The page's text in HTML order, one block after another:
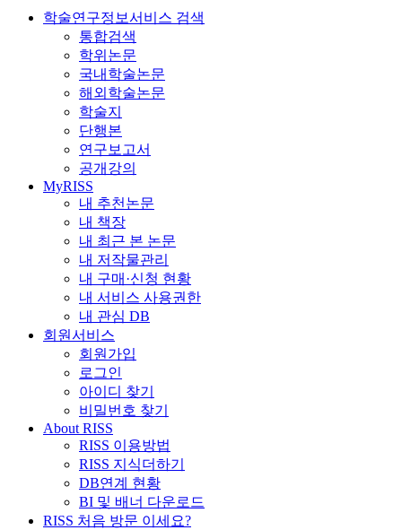
학술연구정보서비스 검색
통합검색
학위논문
국내학술논문
해외학술논문
학술지
단행본
연구보고서
공개강의
MyRISS
내 추천논문
내 책장
내 최근 본 논문
내 저작물관리
내 구매·신청 현황
내 서비스 사용권한
내 관심 DB
회원서비스
회원가입
로그인
아이디 찾기
비밀번호 찾기
About RISS
RISS 이용방법
RISS 지식더하기
DB연계 현황
BI 및 배너 다운로드
RISS 처음 방문 이세요?